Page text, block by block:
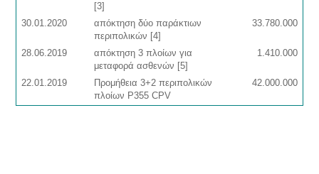
[3]
30.01.2020
απόκτηση δύο παράκτιων
περιπολικών [4]
33.780.000
28.06.2019
απόκτηση 3 πλοίων για
μεταφορά ασθενών [5]
1.410.000
22.01.2019
Προμήθεια 3+2 περιπολικών
πλοίων P355 CPV
42.000.000